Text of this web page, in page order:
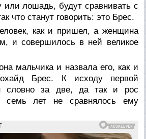
лошадь, будут сравнивать с
что станут говорить: это Брес.
как и пришел, а женщина
и совершилось в ней великое
мальчика и назвала его, как и
Брес. К исходу первой
словно за две, да так и рос
семь лет не сравнялось ему